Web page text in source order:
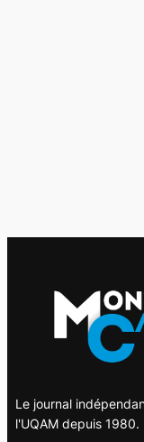
Le journal
l'UQAM depuis 1980.